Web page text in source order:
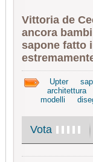
Vittoria de
ancora
sapone fatto
Upter
architettura
modelli
Vota